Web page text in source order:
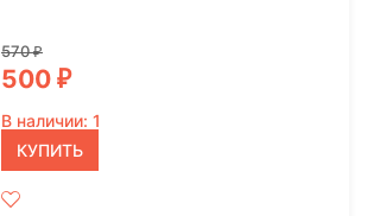
570₽
500 ₽
В наличии: 1
КУПИТЬ